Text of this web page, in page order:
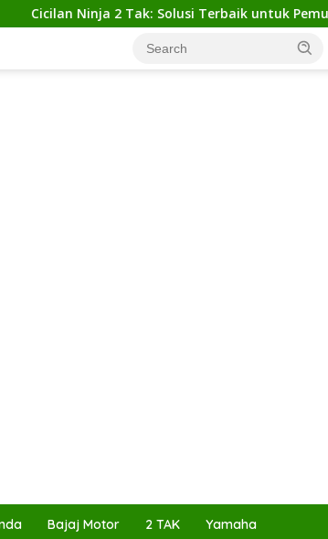
Ninja 2 Tak: Solusi Terbaik untuk Pemula yang
Bajaj Motor 2 TAK Yamaha